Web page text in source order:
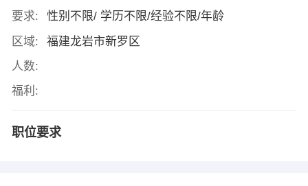
要求:
性别不限/ 学历不限/经验不限/年龄
区域:
福建龙岩市新罗区
人数:
福利:
职位要求